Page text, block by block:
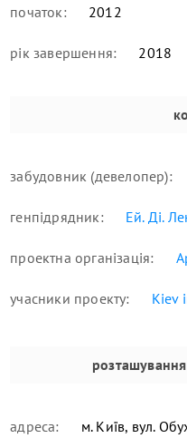
початок: 2012
рік завершення: 2018
забудовник (девелопер):
генпідрядник: Ей. Ді.
проектна організація:
учасники проекту: Kiev
розташування
адреса: м. Київ, вул.